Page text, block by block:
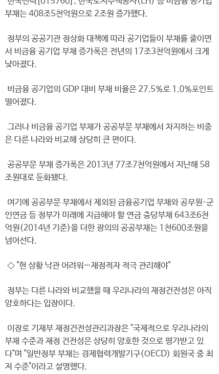
부채는 408조5천억원으로 2조원 증가했다.
정부의 공공기관 정상화 대책에 따라 공기업들이 부채를 줄이면
서 비금융 공기업 부채 증가폭은 전년의 17조3천억원에서 크게
낮아졌다.
비금융 공기업의 GDP 대비 부채 비율은 27.5%로 1.0%포인트
떨어졌다.
그러나 비금융 공기업 부채가 공공부문 부채에서 차지하는 비중
은 다른 나라와 비교해 상당히 큰 편이다.
공공부문 부채 증가폭은 2013년 77조7천억원에서 지난해 58
조원대로 둔화됐다.
여기에 공공부문 부채에서 제외된 금융공기업 부채와 공무원·군
인연금 등 정부가 미래에 지급해야 할 연금 충당부채 643조6천
억원(2014년 기준)을 더한 광의의 공공부채는 1천600조원을
넘어선다.
◇ "현 상황 낙관 어려워…재정적자 적극 관리해야"
정부는 다른 나라와 비교했을 때 우리나라의 재정건전성은 아직
양호하다는 입장이다.
이장로 기재부 재정건전성관리과장은 "국제적으로 우리나라의
부채 수준과 재정 건전성은 상당히 양호한 것으로 평가받고 있
다"며 "일반정부 부채는 경제협력개발기구(OECD) 회원국 중 최
저 수준"이라고 설명했다.